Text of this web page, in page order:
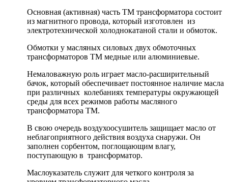
Основная (активная) часть ТМ трансформатора состоит
из магнитного провода, который изготовлен из
электротехнической холоднокатаной стали и обмоток.
Обмотки у масляных силовых двух обмоточных
трансформаторов ТМ медные или алюминиевые.
Немаловажную роль играет масло-расширительный
бачок, который обеспечивает постоянное наличие масла
при различных колебаниях температуры окружающей
среды для всех режимов работы масляного
трансформатора ТМ.
В свою очередь воздухоосушитель защищает масло от
неблагоприятного действия воздуха снаружи. Он
заполнен сорбентом, поглощающим влагу,
поступающую в трансформатор.
Маслоуказатель служит для четкого контроля за